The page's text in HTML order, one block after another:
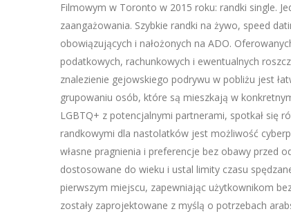
Filmowym w Toronto w 2015 roku: randki single.
zaangażowania. Szybkie randki na żywo, speed
obowiązujących i nałożonych na ADO.
podatkowych, rachunkowych i ewentualnych
znalezienie gejowskiego podrywu w pobliżu jest
grupowaniu osób, które są mieszkają w
LGBTQ+ z potencjalnymi partnerami, spotkał się
randkowymi dla nastolatków jest możliwość
własne pragnienia i preferencje bez obawy przed
dostosowane do wieku i ustal limity czasu
pierwszym miejscu, zapewniając użytkownikom
zostały zaprojektowane z myślą o potrzebach